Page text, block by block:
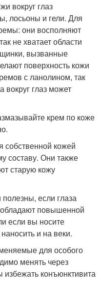
вокруг глаз
лосьоны и гели. Для
они восполняют
не хватает области
вызванные
поверхность кожи
с ланолином, так
вокруг глаз может
крем по коже
кожей
составу. Они также
старую кожу
если глаза
повышенной
если вы носите
и на веки.
для особого
менять через
конъюнктивита